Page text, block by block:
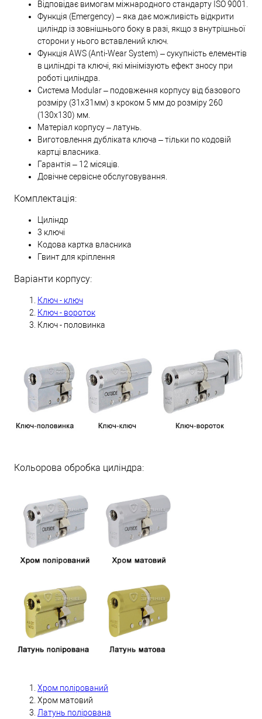
Відповідає вимогам міжнародного стандарту ISO 9001.
Функція (Emergency) – яка дає можливість відкрити
циліндр із зовнішнього боку в разі, якщо з внутрішньої
сторони у нього вставлений ключ.
Функція AWS (Anti-Wear System) – сукупність елементів
в циліндрі та ключі, які мінімізують ефект зносу при
роботі циліндра.
Система Modular – подовження корпусу від базового
розміру (31х31мм) з кроком 5 мм до розміру 260
(130х130) мм.
Матеріал корпусу – латунь.
Виготовлення дубліката ключа – тільки по кодовій
картці власника.
Гарантія – 12 місяців.
Довічне сервісне обслуговування.
Комплектація:
Циліндр
3 ключі
Кодова картка власника
Гвинт для кріплення
Варіанти корпусу:
Ключ - ключ
Ключ - вороток
Ключ - половинка
Кольорова обробка циліндра:
Хром полірований
Хром матовий
Латунь полірована